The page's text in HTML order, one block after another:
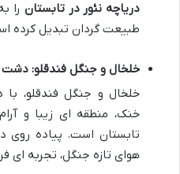
دریاچه نئور در تابستان را
طبیعت گردان تبدیل کرده
خلخال و جنگل فندقلو:
خلخال و جنگل فندقلو،
خنک، منطقه ای زیبا و
تابستان است. پیاده روی
هوای تازه جنگل، تجربه ای